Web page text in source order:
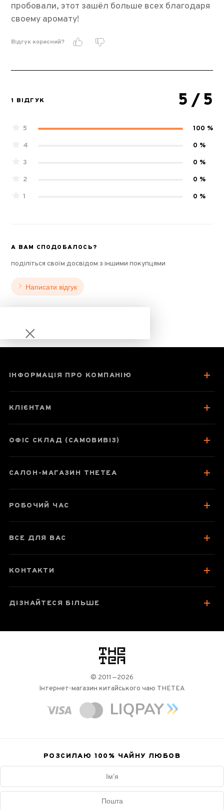
пробовали, этот зашёл больше всех благодаря
своему аромату!
Відгук корисний?
1 ВІДГУК 5 / 5
5
100 %
4
0 %
3
0 %
2
0 %
1
0 %
А ВАМ СПОДОБАЛОСЬ?
поділіться своїм досвідом з іншими покупцями
Написати відгук
Паспорт улуну
Про чай
ІНФОРМАЦІЯ ПРО КОМПАНІЮ
КЛІЄНТАМ
ОФІС СКЛАД (САМОВИВІЗ)
САЛОН-МАГАЗИН THETEA
РОБОЧИЙ ЧАС
ВСЕ ДЛЯ ВАС
КОНТАКТИ
ДІЗНАЙТЕСЯ БІЛЬШЕ
логотип
© 2011—2026
Інтернет-магазин китайського чаю THETEA
РОЗСИЛАЮ 100% ЧАЙНУ ЛЮБОВ